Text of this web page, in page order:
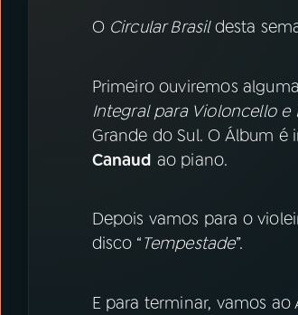
PRÊMIO RÁDIO MEC
ACOMPANHE A RÁDIO MEC
YouTube Facebook
Instagram X
O Circular Brasildesta
Primeiro ouviremos
Integral para Violoncello e
Grande do Sul. O Álbum
Canaud ao piano.
Depois vamos para o
disco “Tempestade”.
E para terminar, vamos